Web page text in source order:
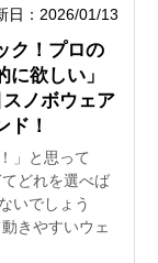
日：2026/01/13
ク！プロの
に欲しい」
ノボウェア
ド！
」と思って
どれを選べば
いでしょう
きやすいウェ